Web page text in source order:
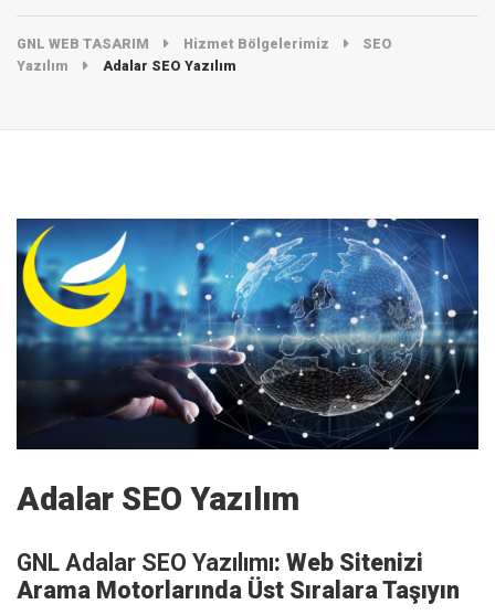
GNL WEB TASARIM Hizmet Bölgelerimiz
SEO
Yazılım
Adalar SEO Yazılım
Adalar SEO Yazılım
GNL Adalar SEO Yazılımı: Web Sitenizi
Arama Motorlarında Üst Sıralara Taşıyın